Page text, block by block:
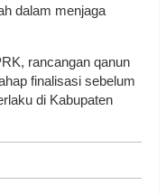
dalam menjaga
rancangan qanun
finalisasi sebelum
di Kabupaten